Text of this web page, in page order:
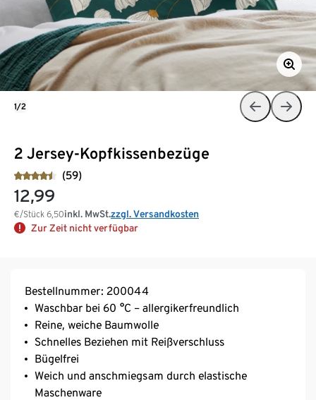
2 Jersey-Kopfkissenbezüge
(59)
12,99
€/Stück 6,50inkl. MwSt.zzgl. Versandkosten
Zur Zeit nicht verfügbar
1/2
Bestellnummer: 200044
Waschbar bei 60 °C – allergikerfreundlich
Reine, weiche Baumwolle
Schnelles Beziehen mit Reißverschluss
Bügelfrei
Weich und anschmiegsam durch elastische
Maschenware